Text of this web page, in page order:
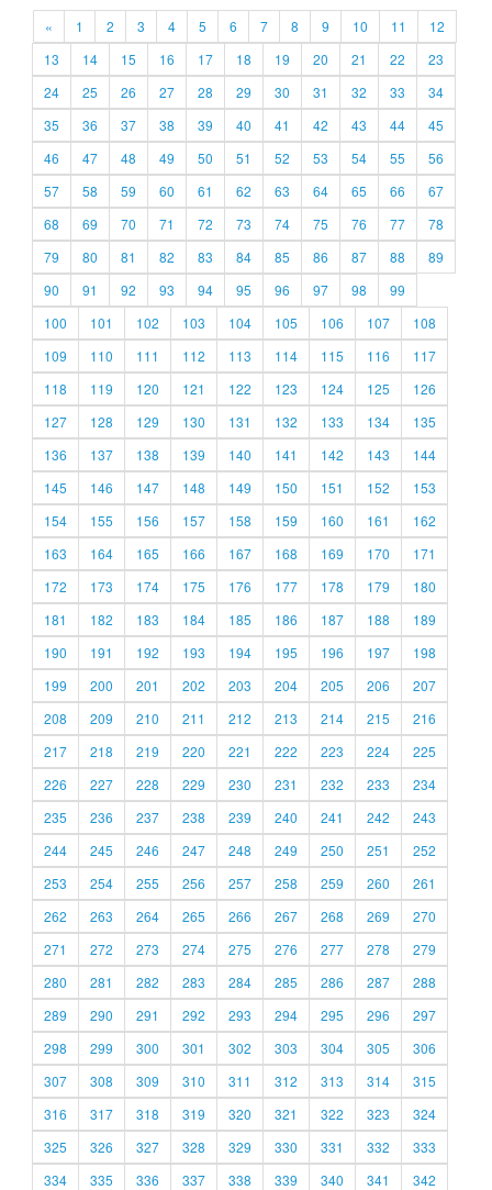
« 1 2 3 4 5 6 7 8 9 10 11
12
13
14 15 16 17 18 19 20 21 22
23
24
25 26 27 28 29 30 31 32 33
34
35
36 37 38 39 40 41 42 43 44
45
46
47 48 49 50 51 52 53 54 55
56
57
58 59 60 61 62 63 64 65 66
67
68
69 70 71 72 73 74 75 76 77
78
79
80 81 82 83 84 85 86 87 88
89
90
91 92 93 94 95 96 97 98
99
100
101 102 103 104 105 106 107
108
109
110 111 112 113 114 115 116
117
118
119 120 121 122 123 124 125
126
127
128 129 130 131 132 133 134
135
136
137 138 139 140 141 142 143
144
145
146 147 148 149 150 151 152
153
154
155 156 157 158 159 160 161
162
163
164 165 166 167 168 169 170
171
172
173 174 175 176 177 178 179
180
181
182 183 184 185 186 187 188
189
190
191 192 193 194 195 196 197
198
199
200 201 202 203 204 205 206
207
208
209 210 211 212 213 214 215
216
217
218 219 220 221 222 223 224
225
226
227 228 229 230 231 232 233
234
235
236 237 238 239 240 241 242
243
244
245 246 247 248 249 250 251
252
253
254 255 256 257 258 259 260
261
262
263 264 265 266 267 268 269
270
271
272 273 274 275 276 277 278
279
280
281 282 283 284 285 286 287
288
289
290 291 292 293 294 295 296
297
298
299 300 301 302 303 304 305
306
307
308 309 310 311 312 313 314
315
316
317 318 319 320 321 322 323
324
325
326 327 328 329 330 331 332
333
334
335 336 337 338 339 340 341 342